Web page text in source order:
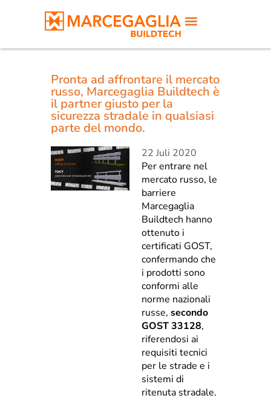
Pronta ad affrontare il mercato
russo, Marcegaglia Buildtech è
il partner giusto per la
sicurezza stradale in qualsiasi
parte del mondo.
22 Juli 2020
Per entrare nel
mercato russo, le
barriere
Marcegaglia
Buildtech hanno
ottenuto i
certificati GOST,
confermando che
i prodotti sono
conformi alle
norme nazionali
russe, secondo
GOST 33128,
riferendosi ai
requisiti tecnici
per le strade e i
sistemi di
ritenuta stradale.